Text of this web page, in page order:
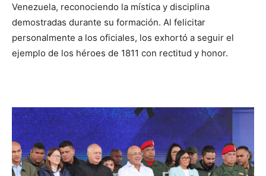
Venezuela, reconociendo la mística y disciplina
demostradas durante su formación. Al felicitar
personalmente a los oficiales, los exhortó a seguir el
ejemplo de los héroes de 1811 con rectitud y honor.